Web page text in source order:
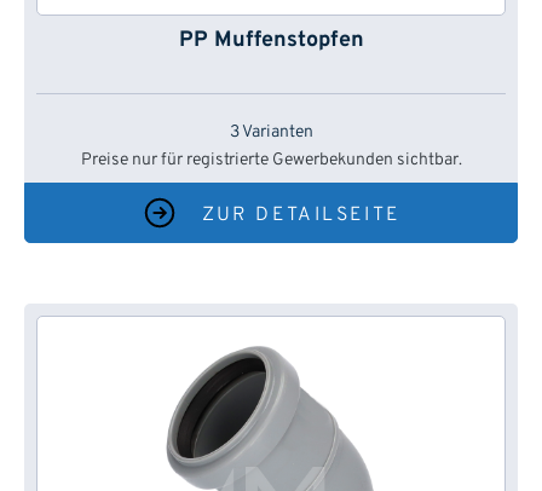
PP Muffenstopfen
3 Varianten
Preise nur für registrierte Gewerbekunden sichtbar.
ZUR DETAILSEITE